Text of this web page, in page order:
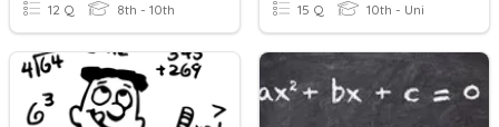
12 Q 8th - 10th 15 Q 10th - Uni